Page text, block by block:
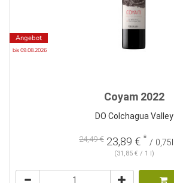
Angebot
bis 09.08.2026
Coyam 2022
DO Colchagua Valley
24,49 € 23,89 € * / 0,75l
(31,85 € / 1 l)